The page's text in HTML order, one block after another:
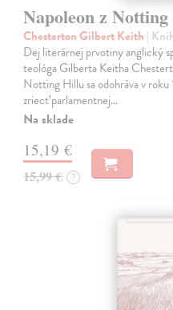
Napoleon z
Chesterton Gilbert Keith |
Dej literárnej prvotiny anglický
teológa Gilberta Keitha
Notting Hillu sa odohráva v
zriecť parlamentnej…
Na sklade
15,19 €
15,99 € ?